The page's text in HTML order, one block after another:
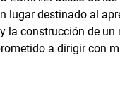
lugar destinado al
la construcción de
a dirigir con